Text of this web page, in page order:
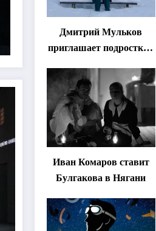
Дмитрий Мульков
приглашает подростков
«спектакль-
солостальгию»
Иван Комаров ставит
Булгакова в Нягани